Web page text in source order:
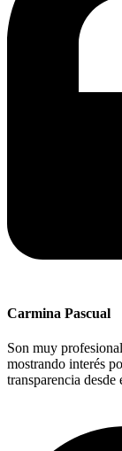
Carmina Pascual
Son muy
mostrando interés
transparencia